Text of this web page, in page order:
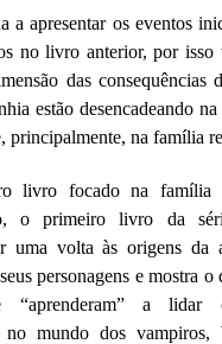
a apresentar os eventos
no livro anterior, por isso
das consequências
estão desencadeando
principalmente, na família
livro focado na família
o primeiro livro da
uma volta às origens da
personagens e mostra o
“aprenderam” a lidar
no mundo dos vampiros,